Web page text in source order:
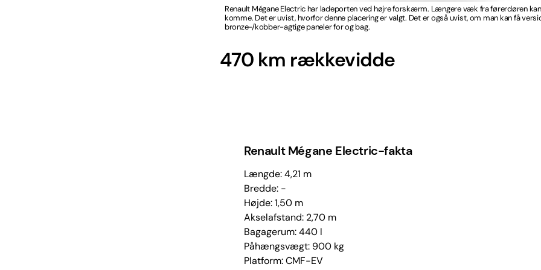
Renault Mégane Electric har ladeporten ved højre forskærm. Længere væk fra førerdøren
komme. Det er uvist, hvorfor denne placering er valgt. Det er også uvist, om man kan få
bronze-/kobber-agtige paneler for og bag.
470 km rækkevidde
Renault Mégane Electric-fakta
Længde: 4,21 m
Bredde: -
Højde: 1,50 m
Akselafstand: 2,70 m
Bagagerum: 440 l
Påhængsvægt: 900 kg
Platform: CMF-EV